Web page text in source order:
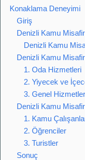
Konaklama Deneyimi
Giriş
Denizli Kamu
Denizli Kamu
Denizli Kamu
1. Oda Hizmetleri
2. Yiyecek ve
3. Genel Hizmetler
Denizli Kamu
1. Kamu
2. Öğrenciler
3. Turistler
Sonuç